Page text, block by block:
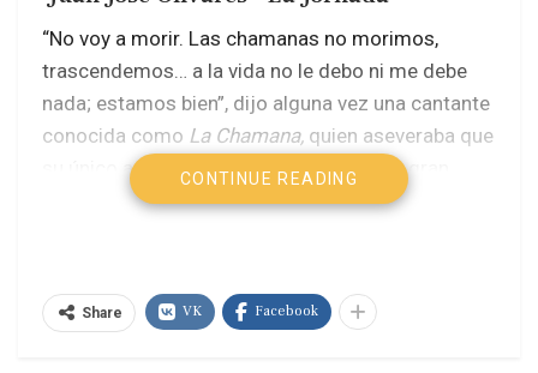
“No voy a morir. Las chamanas no morimos,
trascendemos… a la vida no le debo ni me debe
nada; estamos bien”, dijo alguna vez una cantante
conocida como La Chamana, quien aseveraba que
su único amor había sido Frida Kahlo, su gran
amigo José Alfredo Jiménez y suleit motiv,
estandarte de la comunidad LGBTx, pero más,
CONTINUE READING
Share VK Facebook